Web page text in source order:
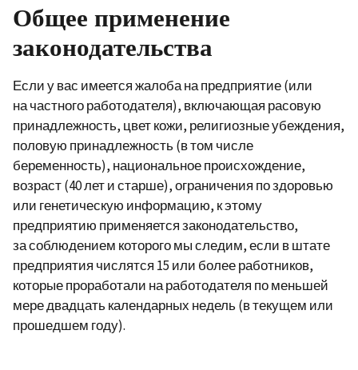
Общее применение
законодательства
Если у вас имеется жалоба на предприятие (или
на частного работодателя), включающая расовую
принадлежность, цвет кожи, религиозные убеждения,
половую принадлежность (в том числе
беременность), национальное происхождение,
возраст (40 лет и старше), ограничения по здоровью
или генетическую информацию, к этому
предприятию применяется законодательство,
за соблюдением которого мы следим, если в штате
предприятия числятся 15 или более работников,
которые проработали на работодателя по меньшей
мере двадцать календарных недель (в текущем или
прошедшем году).